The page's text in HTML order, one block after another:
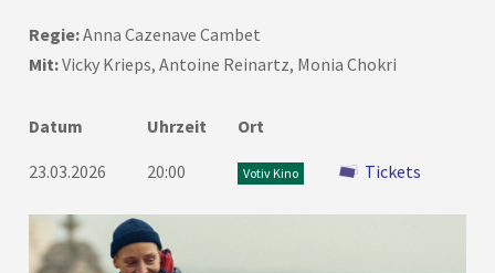
Regie:Anna Cazenave Cambet
Mit:Vicky Krieps, Antoine Reinartz, Monia Chokri
Datum Uhrzeit Ort
23.03.2026 20:00 Votiv Kino Tickets